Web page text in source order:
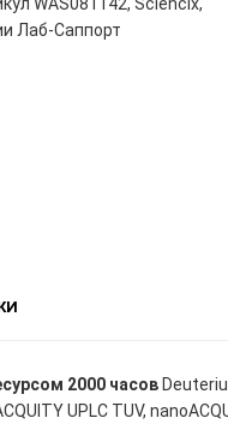
2000 часов
UPLC TUV,